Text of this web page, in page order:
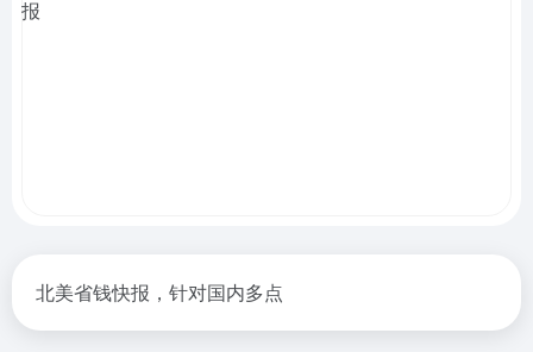
北美省钱快报，针对国内多点